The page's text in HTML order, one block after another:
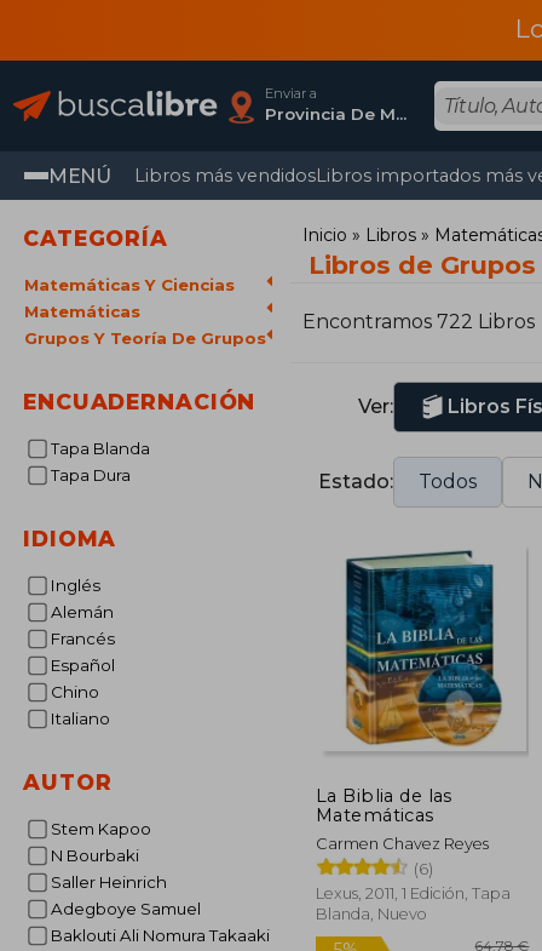
Enviar a
Provincia De Madrid
MENÚ Libros más vendidosLibros importados más
CATEGORÍA
Matemáticas Y Ciencias
Matemáticas
Grupos Y Teoría De Grupos
ENCUADERNACIÓN
Tapa Blanda
Tapa Dura
IDIOMA
Inglés
Alemán
Francés
Español
Chino
Italiano
AUTOR
Stem Kapoo
N Bourbaki
Saller Heinrich
Adegboye Samuel
Baklouti Ali Nomura Takaaki
Inicio Libros
Libros de
Encontramos 722 Libros
Ver: Libros
Estado: Todos
La Biblia de las
Matemáticas
Carmen Chavez Reyes
(6)
Lexus, 2011, 1 Edición, Tapa
Blanda, Nuevo